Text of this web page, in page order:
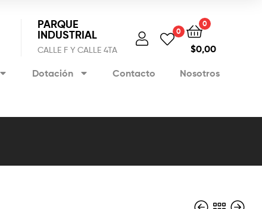
PARQUE
INDUSTRIAL
CALLE F Y CALLE 4TA
0
0
$0,00
Dotación Contacto Nosotros